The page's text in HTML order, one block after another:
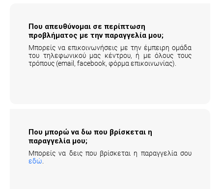
Που απευθύνομαι σε περίπτωση
προβλήματος με την παραγγελία μου;
Μπορείς να επικοινωνήσεις με την έμπειρη ομάδα
του τηλεφωνικού μας κέντρου, ή με όλους τους
τρόπους (email, facebook, φόρμα επικοινωνίας).
Που μπορώ να δω που βρίσκεται η
παραγγελία μου;
Μπορείς να δεις που βρίσκεται η παραγγελία σου
εδώ